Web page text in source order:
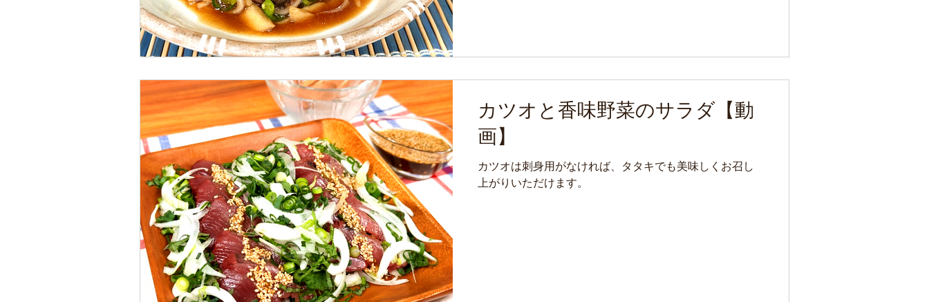
カツオと香味野菜のサラダ【動
画】
カツオは刺身用がなければ、タタキでも美味しくお召し
上がりいただけます。